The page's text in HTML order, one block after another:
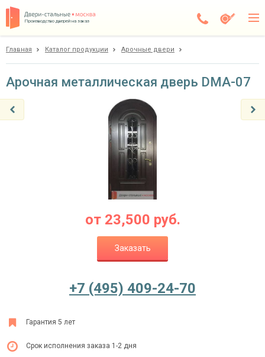
Производство дверей на заказ
О компании
+7 (495) 409-24-70
Главная Каталог продукции Арочные двери
Арочная металлическая дверь DMA-07
от 23,500 руб.
Заказать
+7 (495) 409-24-70
Гарантия 5 лет
Срок исполнения заказа 1-2 дня